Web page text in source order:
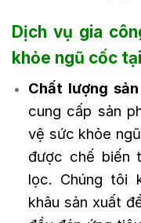
Dịch vụ gia
khỏe ngũ cốc
Chất lượng
cung cấp sản
vệ sức khỏe
được chế biến
lọc. Chúng tôi
khâu sản xuất